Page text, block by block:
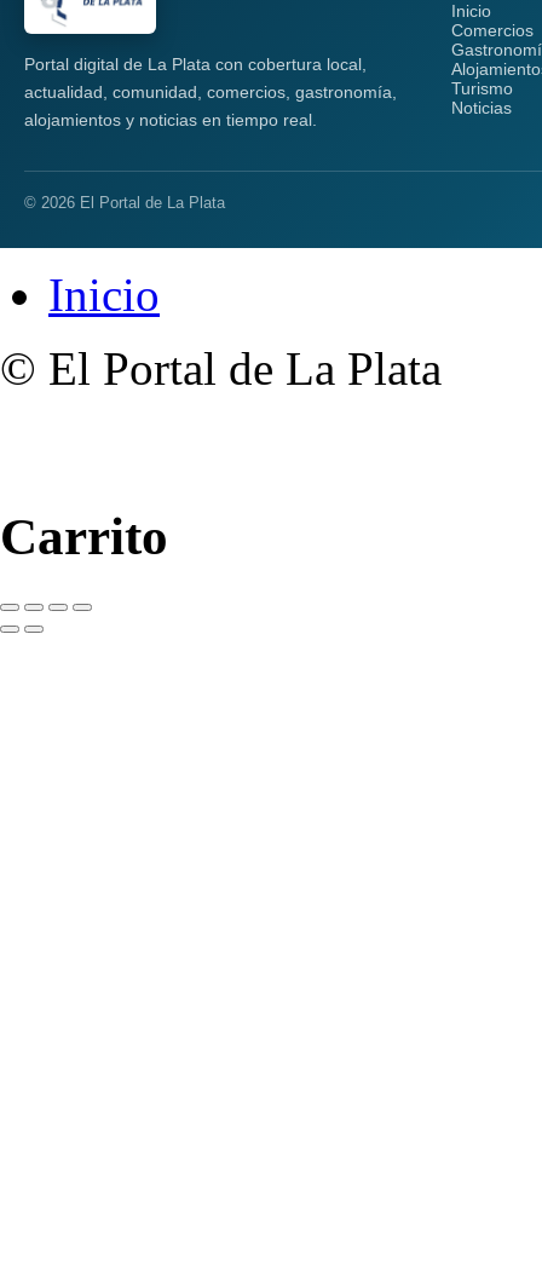
Portal digital de La Plata con cobertura local,
actualidad, comunidad, comercios, gastronomía,
alojamientos y noticias en tiempo real.
Inicio
Comercios
Turismo
Noticias
© 2026 El Portal de La Plata
Inicio
© El Portal de La Plata
Carrito